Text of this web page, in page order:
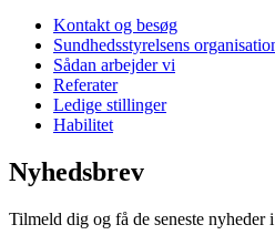
Kontakt og besøg
Sundhedsstyrelsens
Sådan arbejder vi
Referater
Ledige stillinger
Habilitet
Nyhedsbrev
Tilmeld dig og få de seneste nyheder